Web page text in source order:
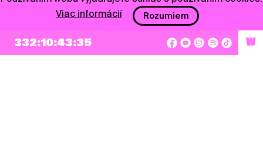
332:10:43:35 W
Viac informácií
Rozumiem